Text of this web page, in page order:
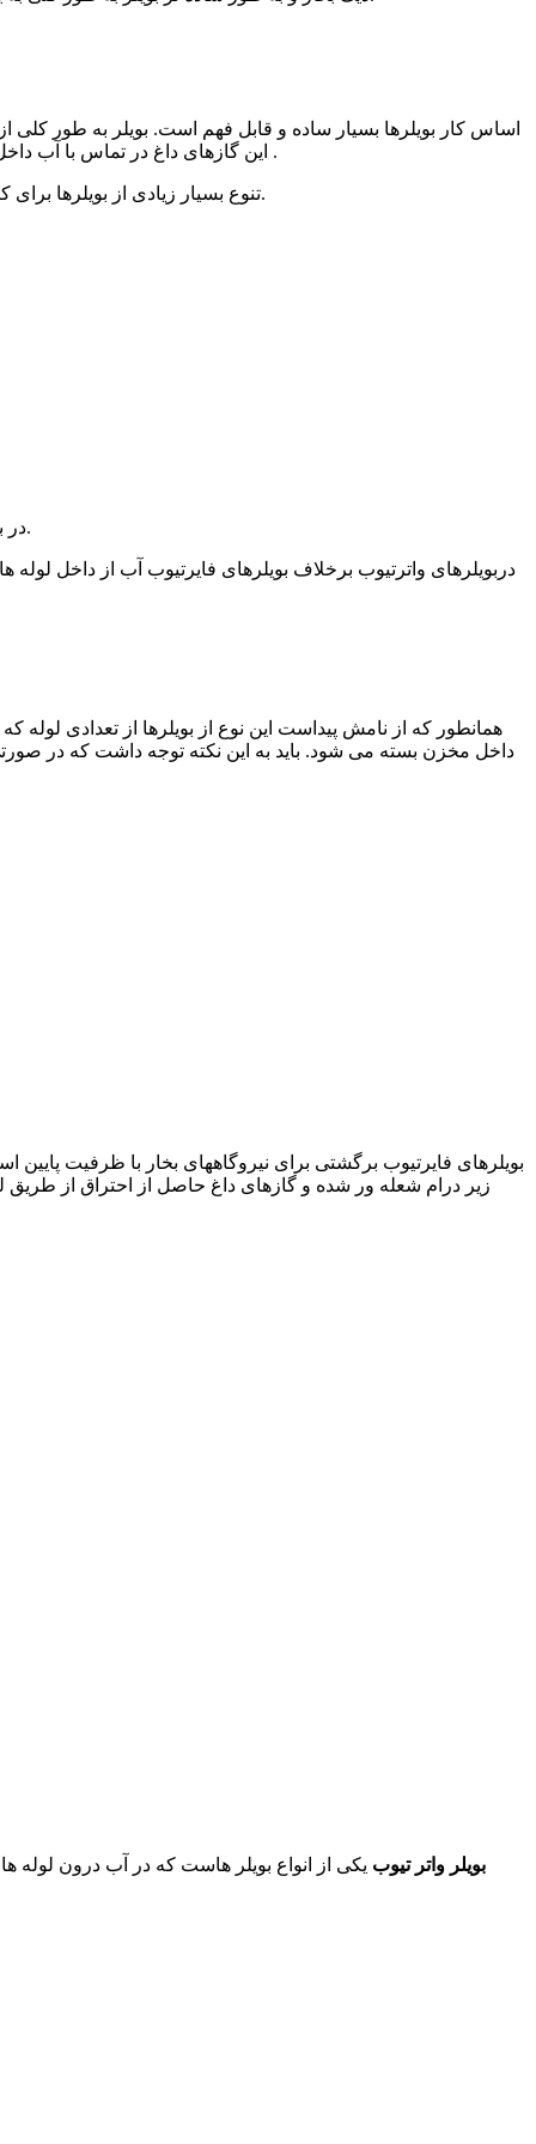
اساس کار بویلرها بسیار ساده و قابل فهم است. بویلر به طور
این گازهای داغ در تماس با آب داخل بویلر تبدیل به بخار و افزایش فشار می شود. سپس بخار تولیدی با به کارگیری لوله ها به سمت توربین نیروگاه های حرارتی هدایت می شود .
تنوع بسیار زیادی از بویلرها برای کاربردهای خاص وجود دارد برای مثال راه اندازی یک واحد تولیدی، سیستم استرالیزاسیون، گرم کردن انواع سطوح حرارتی و گرمایش و غیره.
در بویلرهای فایر تیوب تعدادی لوله وجود دارد که گازهای حاصل از احتراق با دمای بالا از آنها عبور کرده و تبادل حرارت در بویلر را ایجاد می کنند.
دربویلرهای واترتیوب برخلاف بویلرهای فایرتیوب آب از داخل
همانطور که از نامش پیداست این نوع از بویلرها از تعدادی
داخل مخزن بسته می شود. باید به این نکته توجه داشت که در
بویلرهای فایرتیوب برگشتی برای نیروگاههای بخار با ظرفیت
زیر درام شعله ور شده و گازهای داغ حاصل از احتراق از
بویلر واتر تیوب یکی از انواع بویلر هاست که در آب درون لوله